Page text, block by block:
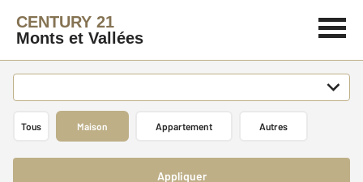
CENTURY 21
Monts et Vallées
Tous Maison Appartement Autres
Appliquer